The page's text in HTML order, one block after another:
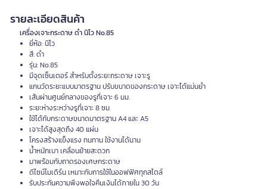
รายละเอียดสินค้า
เครื่องเจาะกระดาษ ดำ นิโว No.85
ยี่ห้อ: นิโว
สี: ดำ
รุ่น: No.85
มีจุดเซ็นเตอร์ สำหรับตั้งระยะกระดาษ เจาะรู
แกนวัดระยะแบบมาตรฐาน ปรับขนาดของกระดาษ เจาะได้แม่นยำ
เส้นผ่านศูนย์กลางของรูที่เจาะ 6 มม.
ระยะห่างระหว่างรูที่เจาะ 8 ซม.
ใช้ได้กับกระดาษขนาดมาตรฐาน A4 และ A5
เจาะได้สูงสุดถึง 40 แผ่น
โครงสร้างแข็งแรง ทนทาน ใช้งานได้นาน
น้ำหนักเบา เคลื่อนย้ายสะดวก
มาพร้อมกับถาดรองเศษกระดาษ
ดีไซน์โมเดิร์น เหมาะกับการใช้ในออฟฟิศทุกสไตล์
รับประกันความพึงพอใจคืนเงินได้ภายใน 30 วัน